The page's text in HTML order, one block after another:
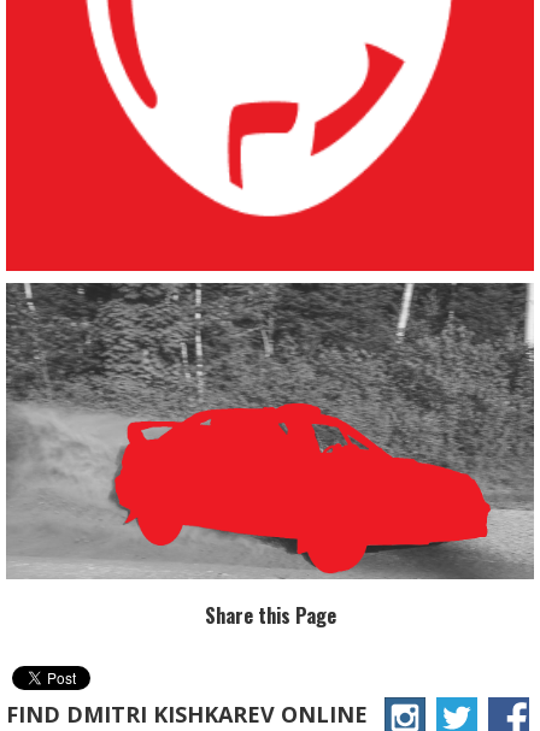
Share this Page
FIND DMITRI KISHKAREV ONLINE